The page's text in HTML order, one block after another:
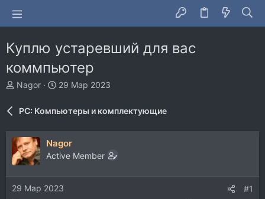
Куплю устаревший для вас
коммпьютер
А
т
р
т
е
м
Nagor
Д
н
а
ч
а
29 Мар 2023
PC: Компьютеры и комплектующие
Nagor
Active Member
29 Мар 2023 #1